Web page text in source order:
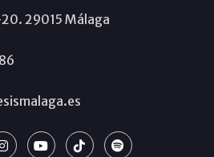
29015 Málaga